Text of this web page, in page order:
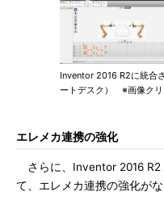
Inventor 2016 R2に統合
ートデスク） ※画像クリ
エレメカ連携の強化
さらに、Inventor 2016 R2
て、エレメカ連携の強化がな